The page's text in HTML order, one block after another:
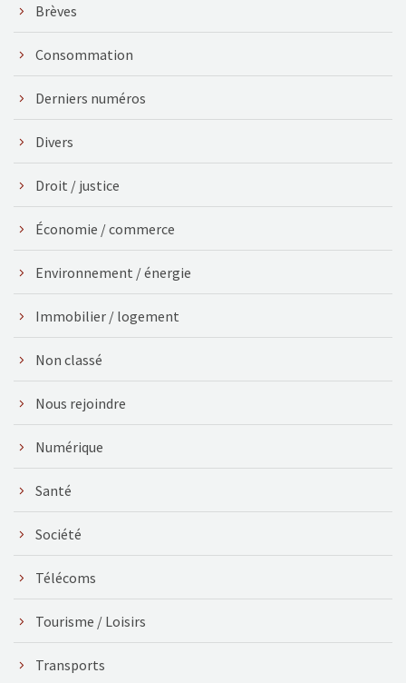
Brèves
Consommation
Derniers numéros
Divers
Droit / justice
Économie / commerce
Environnement / énergie
Immobilier / logement
Non classé
Nous rejoindre
Numérique
Santé
Société
Télécoms
Tourisme / Loisirs
Transports